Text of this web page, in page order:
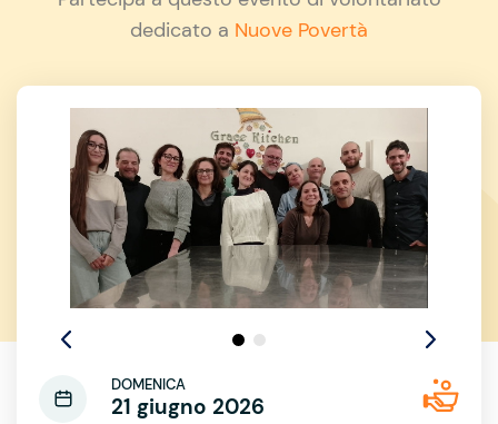
dedicato a Nuove Povertà
DOMENICA
21 giugno 2026